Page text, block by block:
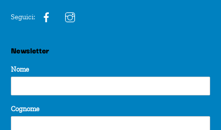
Seguici:
Newsletter
Nome
Cognome